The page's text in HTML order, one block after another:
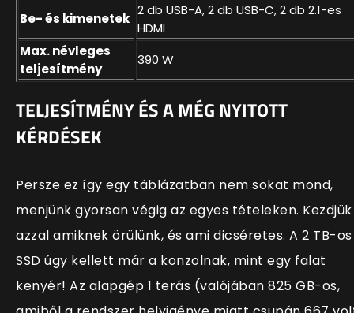
Be- és kimenetek
2 db USB-A, 2 db USB-C, 2 db 2.1-es
HDMI
Max. névleges
teljesítmény
390 W
TELJESÍTMÉNY ÉS A MÉG NYITOTT
KÉRDÉSEK
Persze ez így egy táblázatban nem sokat mond,
menjünk gyorsan végig az egyes tételeken. Kezdjük
azzal amiknek örülünk, és ami dicséretes. A 2 TB-os
SSD úgy kellett már a konzolnak, mint egy falat
kenyér! Az alapgép 1 terás (valójában 825 GB-os,